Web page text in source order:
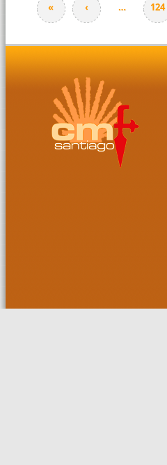
Páginas
« ‹ … 124